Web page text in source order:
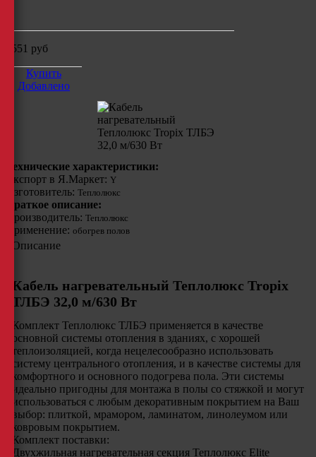
5551 руб
Купить
Добавлено
Технические характеристики:
Экспорт в Я.Маркет: Y
Изготовитель: Теплолюкс
Краткое описание:
Производитель: Теплолюкс
Применение: обогрев полов
Описание
Кабель нагревательный Теплолюкс Tropix
ТЛБЭ 32,0 м/630 Вт
Комплект Теплолюкс ТЛБЭ применяется в качестве
основной системы отопления в зданиях, с хорошей
теплоизоляцией, когда нецелесообразно использовать
систему центрального отопления, и в качестве системы для
комфортного и основного подогрева пола. Эти системы
идеально пригодны для монтажа в полы со стяжкой и могут
использоваться с любым декоративным покрытием на Ваш
выбор: плиткой, мрамором, ламинатом, линолеумом или
ковровым покрытием.
Комплект поставки:
Двухжильная нагревательная секция Теплолюкс Elite